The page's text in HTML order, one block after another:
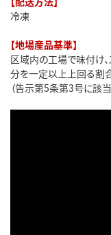
冷凍
【地場産品基準】
区域内の工場で味付け
分を一定以上上回る割
（告示第5条第3号に該当